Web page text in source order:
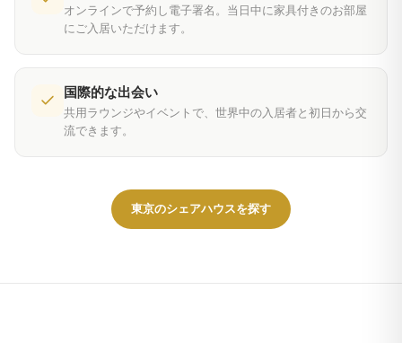
オンラインで予約し電子署名。当日中に家具付きのお部屋
にご入居いただけます。
国際的な出会い
共用ラウンジやイベントで、世界中の入居者と初日から交
流できます。
東京のシェアハウスを探す